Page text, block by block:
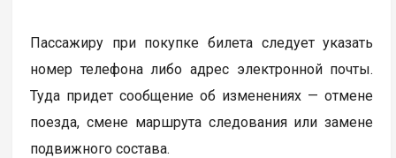
Пассажиру при покупке билета следует указать
номер телефона либо адрес электронной почты.
Туда придет сообщение об изменениях — отмене
поезда, смене маршрута следования или замене
подвижного состава.